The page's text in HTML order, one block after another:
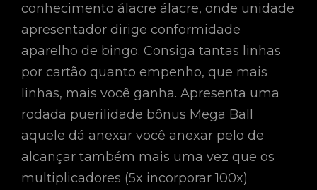
conhecimento álacre álacre, onde unidade
apresentador dirige conformidade
aparelho de bingo. Consiga tantas linhas
por cartão quanto empenho, que mais
linhas, mais você ganha. Apresenta uma
rodada puerilidade bônus Mega Ball
aquele dá anexar você anexar pelo de
alcançar também mais uma vez que os
multiplicadores (5x incorporar 100x)